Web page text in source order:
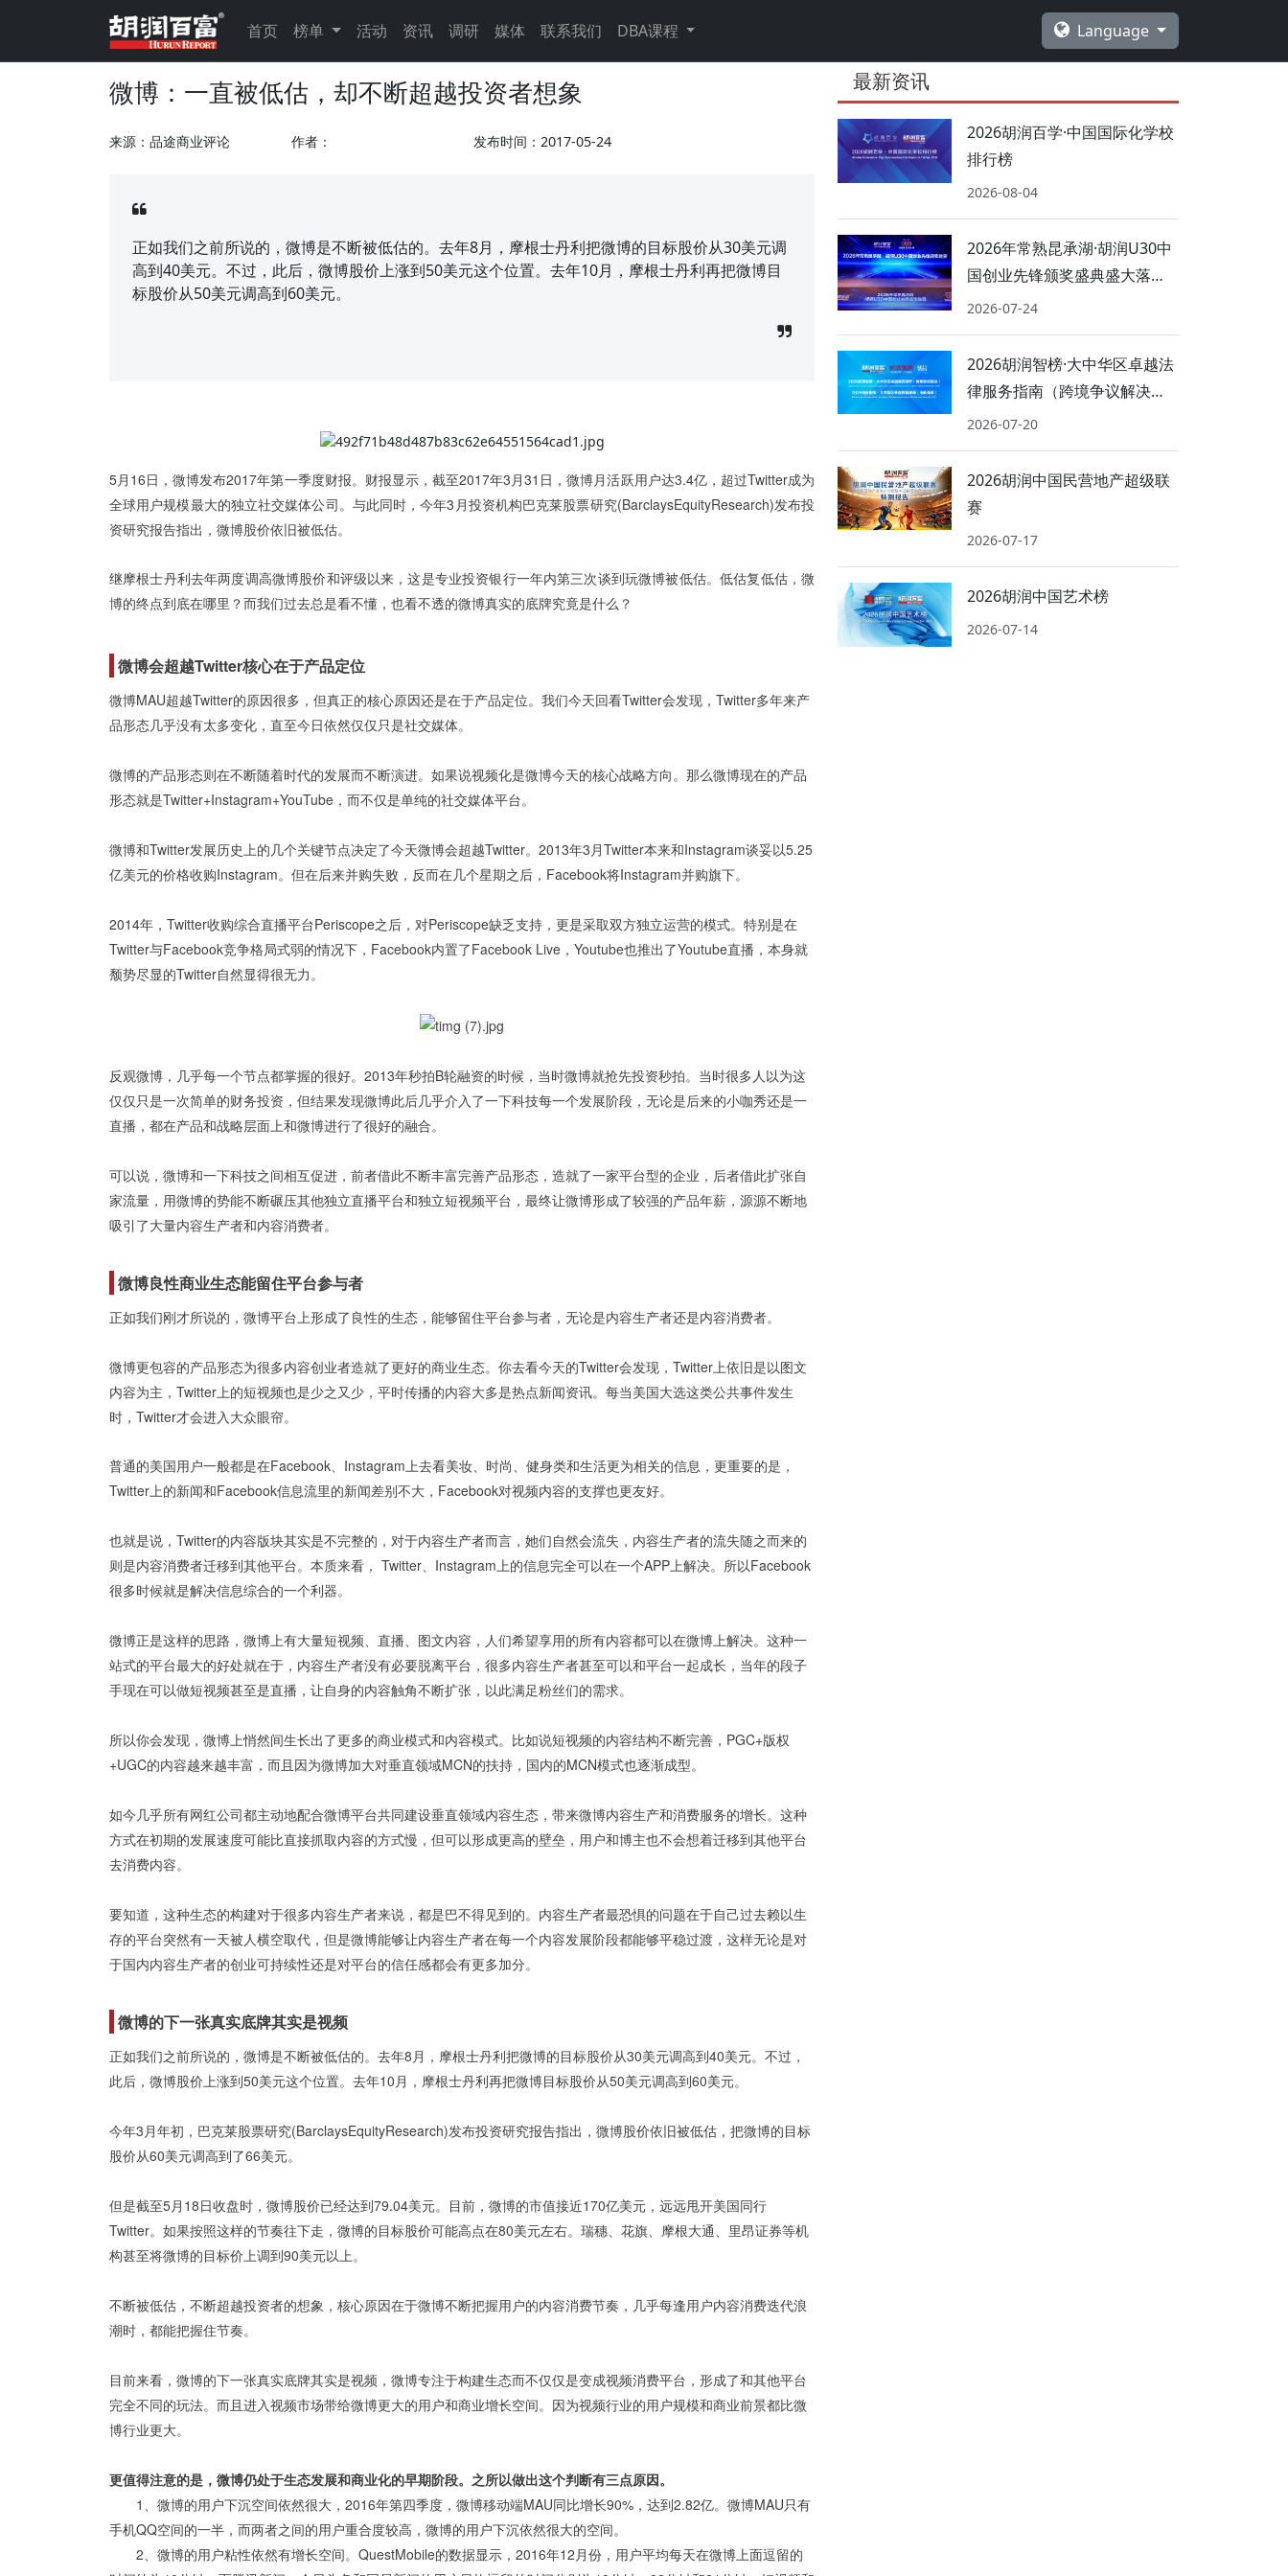
首页 榜单 活动 资讯 调研 媒体 联系我们 DBA课程 Language
微博：一直被低估，却不断超越投资者想象
来源：品途商业评论 作者： 发布时间：2017-05-24
正如我们之前所说的，微博是不断被低估的。去年8月，摩根士丹利把微博的目标股价从30美元调
高到40美元。不过，此后，微博股价上涨到50美元这个位置。去年10月，摩根士丹利再把微博目
标股价从50美元调高到60美元。
5月16日，微博发布2017年第一季度财报。财报显示，截至2017年3月31日，微博月活跃用户达3.4亿，超过Twitter成为
全球用户规模最大的独立社交媒体公司。与此同时，今年3月投资机构巴克莱股票研究(BarclaysEquityResearch)发布投
资研究报告指出，微博股价依旧被低估。
继摩根士丹利去年两度调高微博股价和评级以来，这是专业投资银行一年内第三次谈到玩微博被低估。低估复低估，微
博的终点到底在哪里？而我们过去总是看不懂，也看不透的微博真实的底牌究竟是什么？
微博会超越Twitter核心在于产品定位
微博MAU超越Twitter的原因很多，但真正的核心原因还是在于产品定位。我们今天回看Twitter会发现，Twitter多年来产
品形态几乎没有太多变化，直至今日依然仅仅只是社交媒体。
微博的产品形态则在不断随着时代的发展而不断演进。如果说视频化是微博今天的核心战略方向。那么微博现在的产品
形态就是Twitter+Instagram+YouTube，而不仅是单纯的社交媒体平台。
微博和Twitter发展历史上的几个关键节点决定了今天微博会超越Twitter。 2013年3月Twitter本来和Instagram谈妥以5.25
亿美元的价格收购Instagram。但在后来并购失败，反而在几个星期之后，Facebook将Instagram并购旗下。
2014年，Twitter收购综合直播平台Periscope之后，对Periscope缺乏支持，更是采取双方独立运营的模式。特别是在
Twitter与Facebook竞争格局式弱的情况下，Facebook内置了Facebook Live，Youtube也推出了Youtube直播，本身就
颓势尽显的Twitter自然显得很无力。
反观微博，几乎每一个节点都掌握的很好。2013年秒拍B轮融资的时候，当时微博就抢先投资秒拍。当时很多人以为这
仅仅只是一次简单的财务投资，但结果发现微博此后几乎介入了一下科技每一个发展阶段，无论是后来的小咖秀还是一
直播，都在产品和战略层面上和微博进行了很好的融合。
可以说，微博和一下科技之间相互促进，前者借此不断丰富完善产品形态，造就了一家平台型的企业，后者借此扩张自
家流量，用微博的势能不断碾压其他独立直播平台和独立短视频平台，最终让微博形成了较强的产品年薪，源源不断地
吸引了大量内容生产者和内容消费者。
微博良性商业生态能留住平台参与者
正如我们刚才所说的，微博平台上形成了良性的生态，能够留住平台参与者，无论是内容生产者还是内容消费者。
微博更包容的产品形态为很多内容创业者造就了更好的商业生态。你去看今天的Twitter会发现，Twitter上依旧是以图文
内容为主，Twitter上的短视频也是少之又少，平时传播的内容大多是热点新闻资讯。每当美国大选这类公共事件发生
时，Twitter才会进入大众眼帘。
普通的美国用户一般都是在Facebook、Instagram上去看美妆、时尚、健身类和生活更为相关的信息，更重要的是，
Twitter上的新闻和Facebook信息流里的新闻差别不大，Facebook对视频内容的支撑也更友好。
也就是说，Twitter的内容版块其实是不完整的，对于内容生产者而言，她们自然会流失，内容生产者的流失随之而来的
则是内容消费者迁移到其他平台。本质来看， Twitter、Instagram上的信息完全可以在一个APP上解决。所以Facebook
很多时候就是解决信息综合的一个利器。
微博正是这样的思路，微博上有大量短视频、直播、图文内容，人们希望享用的所有内容都可以在微博上解决。这种一
站式的平台最大的好处就在于，内容生产者没有必要脱离平台，很多内容生产者甚至可以和平台一起成长，当年的段子
手现在可以做短视频甚至是直播，让自身的内容触角不断扩张，以此满足粉丝们的需求。
所以你会发现，微博上悄然间生长出了更多的商业模式和内容模式。比如说短视频的内容结构不断完善，PGC+版权
+UGC的内容越来越丰富，而且因为微博加大对垂直领域MCN的扶持，国内的MCN模式也逐渐成型。
如今几乎所有网红公司都主动地配合微博平台共同建设垂直领域内容生态，带来微博内容生产和消费服务的增长。这种
方式在初期的发展速度可能比直接抓取内容的方式慢，但可以形成更高的壁垒，用户和博主也不会想着迁移到其他平台
去消费内容。
要知道，这种生态的构建对于很多内容生产者来说，都是巴不得见到的。内容生产者最恐惧的问题在于自己过去赖以生
存的平台突然有一天被人横空取代，但是微博能够让内容生产者在每一个内容发展阶段都能够平稳过渡，这样无论是对
于国内内容生产者的创业可持续性还是对平台的信任感都会有更多加分。
微博的下一张真实底牌其实是视频
正如我们之前所说的，微博是不断被低估的。去年8月，摩根士丹利把微博的目标股价从30美元调高到40美元。不过，
此后，微博股价上涨到50美元这个位置。去年10月，摩根士丹利再把微博目标股价从50美元调高到60美元。
今年3月年初，巴克莱股票研究(BarclaysEquityResearch)发布投资研究报告指出，微博股价依旧被低估，把微博的目标
股价从60美元调高到了66美元。
但是截至5月18日收盘时，微博股价已经达到79.04美元。目前，微博的市值接近170亿美元，远远甩开美国同行
Twitter。如果按照这样的节奏往下走，微博的目标股价可能高点在80美元左右。瑞穗、花旗、摩根大通、里昂证券等机
构甚至将微博的目标价上调到90美元以上。
不断被低估，不断超越投资者的想象，核心原因在于微博不断把握用户的内容消费节奏，几乎每逢用户内容消费迭代浪
潮时，都能把握住节奏。
目前来看，微博的下一张真实底牌其实是视频，微博专注于构建生态而不仅仅是变成视频消费平台，形成了和其他平台
完全不同的玩法。而且进入视频市场带给微博更大的用户和商业增长空间。因为视频行业的用户规模和商业前景都比微
博行业更大。
更值得注意的是，微博仍处于生态发展和商业化的早期阶段。之所以做出这个判断有三点原因。
1、微博的用户下沉空间依然很大，2016年第四季度，微博移动端MAU同比增长90%，达到2.82亿。微博MAU只有
手机QQ空间的一半，而两者之间的用户重合度较高，微博的用户下沉依然很大的空间。
2、微博的用户粘性依然有增长空间。QuestMobile的数据显示，2016年12月份，用户平均每天在微博上面逗留的
最新资讯
2026胡润百学·中国国际化学校
排行榜
2026-08-04
2026年常熟昆承湖·胡润U30中
国创业先锋颁奖盛典盛大落
幕！
2026-07-24
2026胡润智榜·大中华区卓越法
律服务指南（跨境争议解决、
海商海事）
2026-07-20
2026胡润中国民营地产超级联
赛
2026-07-17
2026胡润中国艺术榜
2026-07-14